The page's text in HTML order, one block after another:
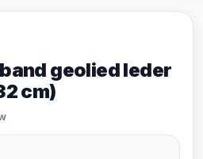
geolied leder
cm)